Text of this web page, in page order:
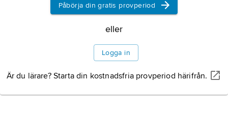
Påbörja din gratis provperiod
eller
Logga in
Är du lärare? Starta din kostnadsfria provperiod härifrån.